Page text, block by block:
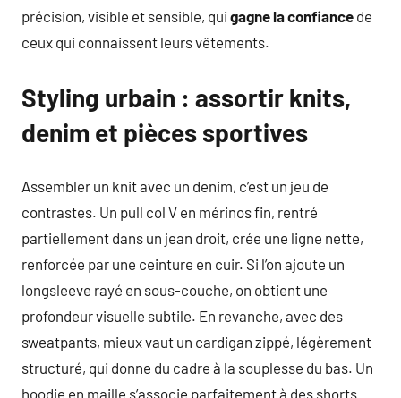
précision, visible et sensible, qui gagne la confiance de
ceux qui connaissent leurs vêtements.
Styling urbain : assortir knits,
denim et pièces sportives
Assembler un knit avec un denim, c’est un jeu de
contrastes. Un pull col V en mérinos fin, rentré
partiellement dans un jean droit, crée une ligne nette,
renforcée par une ceinture en cuir. Si l’on ajoute un
longsleeve rayé en sous-couche, on obtient une
profondeur visuelle subtile. En revanche, avec des
sweatpants, mieux vaut un cardigan zippé, légèrement
structuré, qui donne du cadre à la souplesse du bas. Un
hoodie en maille s’associe parfaitement à des shorts